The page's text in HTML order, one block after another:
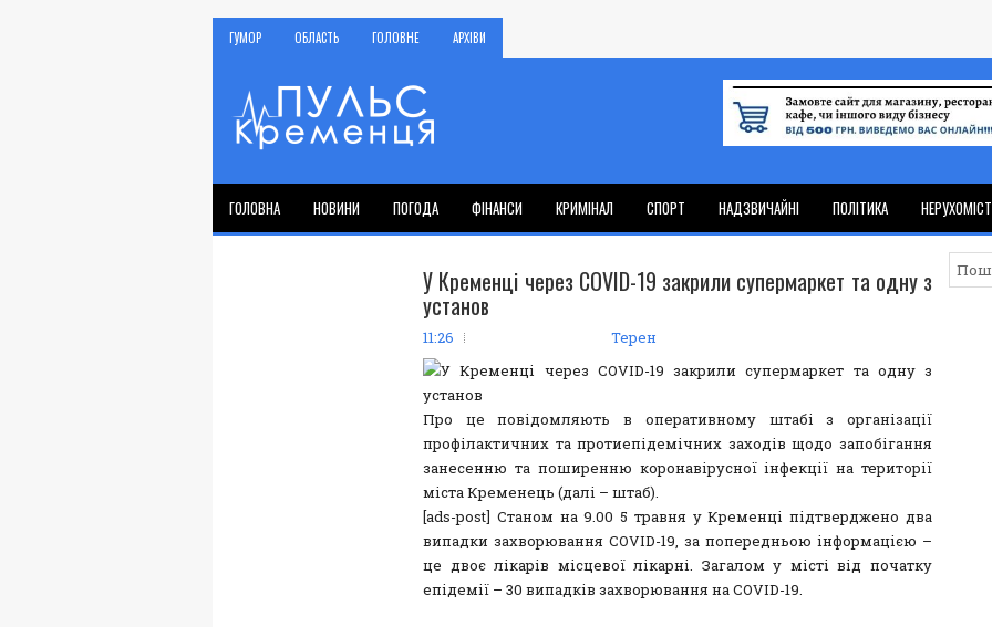
ГУМОР ОБЛАСТЬ ГОЛОВНЕ АРХІВИ
ГОЛОВНА НОВИНИ ПОГОДА ФІНАНСИ КРИМІНАЛ СПОРТ НАДЗВИЧАЙНІ ПОЛІТИКА
У Кременці через COVID-19 закрили супермаркет та одну з
установ
11:26 Терен
Про це повідомляють в оперативному штабі з організації
профілактичних та протиепідемічних заходів щодо запобігання
занесенню та поширенню коронавірусної інфекції на території
міста Кременець (далі – штаб).
[ads-post] Станом на 9.00 5 травня у Кременці підтверджено два
випадки захворювання COVID-19, за попередньою інформацією –
це двоє лікарів місцевої лікарні. Загалом у місті від початку
епідемії – 30 випадків захворювання на COVID-19.